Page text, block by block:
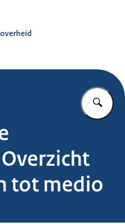
tot medio